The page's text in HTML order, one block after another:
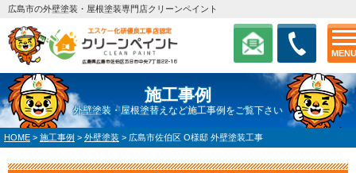
MENU
広島市の外壁塗装・屋根塗装専門店クリーンペイント
施工事例
外壁塗装・屋根塗替えなど施工事例をご覧下さい
HOME > 施工事例 > 外壁塗装 > 広島市佐伯区 O様邸 外壁塗装工事